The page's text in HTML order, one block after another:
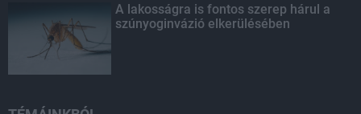
A lakosságra is fontos szerep hárul a
szúnyoginvázió elkerülésében